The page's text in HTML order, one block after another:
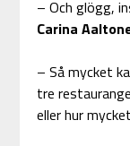
– Och glögg,
Carina
– Så mycket
tre
eller hur